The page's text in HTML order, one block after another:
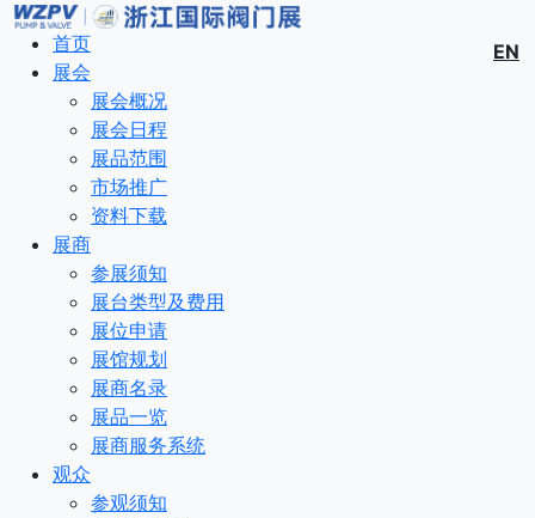
EN
首页
展会
展会概况
展会日程
展品范围
市场推广
资料下载
展商
参展须知
展台类型及费用
展位申请
展馆规划
展商名录
展品一览
展商服务系统
观众
参观须知